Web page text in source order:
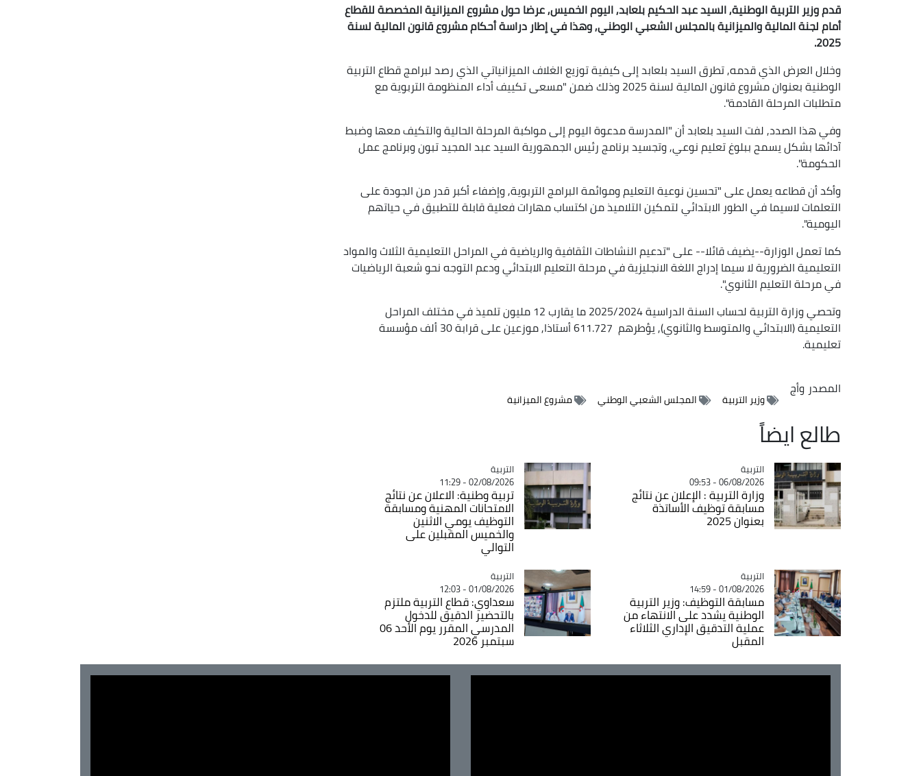
قدم وزير التربية الوطنية, السيد عبد الحكيم بلعابد, اليوم الخميس, عرضا حول مشروع الميزانية المخصصة للقطاع
أمام لجنة المالية والميزانية بالمجلس الشعبي الوطني, وهذا في إطار دراسة أحكام مشروع قانون المالية لسنة
2025.
وخلال العرض الذي قدمه, تطرق السيد بلعابد إلى كيفية توزيع الغلاف الميزانياتي الذي رصد لبرامج قطاع التربية
الوطنية بعنوان مشروع قانون المالية لسنة 2025 وذلك ضمن "مسعى تكييف أداء المنظومة التربوية مع
متطلبات المرحلة القادمة".
وفي هذا الصدد, لفت السيد بلعابد أن "المدرسة مدعوة اليوم إلى مواكبة المرحلة الحالية والتكيف معها وضبط
آدائها بشكل يسمح ببلوغ تعليم نوعي, وتجسيد برنامج رئيس الجمهورية السيد عبد المجيد تبون وبرنامج عمل
الحكومة".
وأكد أن قطاعه يعمل على "تحسين نوعية التعليم وموائمة البرامج التربوية, وإضفاء أكبر قدر من الجودة على
التعلمات لاسيما في الطور الابتدائي لتمكين التلاميذ من اكتساب مهارات فعلية قابلة للتطبيق في حياتهم
اليومية".
كما تعمل الوزارة--يضيف قائلا-- على "تدعيم النشاطات الثقافية والرياضية في المراحل التعليمية الثلاث والمواد
التعليمية الضرورية لا سيما إدراج اللغة الانجليزية في مرحلة التعليم الابتدائي ودعم التوجه نحو شعبة الرياضيات
في مرحلة التعليم الثانوي".
وتحصي وزارة التربية لحساب السنة الدراسية 2025/2024 ما يقارب 12 مليون تلميذ في مختلف المراحل
التعليمية (الابتدائي والمتوسط والثانوي), يؤطرهم 611.727 أستاذا, موزعين على قرابة 30 ألف مؤسسة
تعليمية.
المصدر وأج
وزير التربية المجلس الشعبي الوطني مشروع الميزانية
طالع ايضاً
Catégorie
التربية
06/08/2026 - 09:53
وزارة التربية : الإعلان عن نتائج
مسابقة توظيف الأساتذة
بعنوان 2025
Catégorie
التربية
02/08/2026 - 11:29
تربية وطنية: الاعلان عن نتائج
الامتحانات المهنية ومسابقة
التوظيف يومي الاثنين
والخميس المقبلين على
التوالي
Catégorie
التربية
01/08/2026 - 14:59
مسابقة التوظيف: وزير التربية
الوطنية يشدد على الانتهاء من
عملية التدقيق الإداري الثلاثاء
المقبل
Catégorie
التربية
01/08/2026 - 12:03
سعداوي: قطاع التربية ملتزم
بالتحضير الدقيق للدخول
المدرسي المقرر يوم الأحد 06
سبتمبر 2026